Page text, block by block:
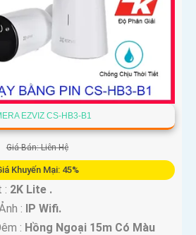
EZVIZ CS-HB3-B1
Giá Bán: Liên Hệ
Khuyến Mại: 45%
: 2K Lite .
: IP Wifi.
: Hồng Ngoại 15m Có Màu